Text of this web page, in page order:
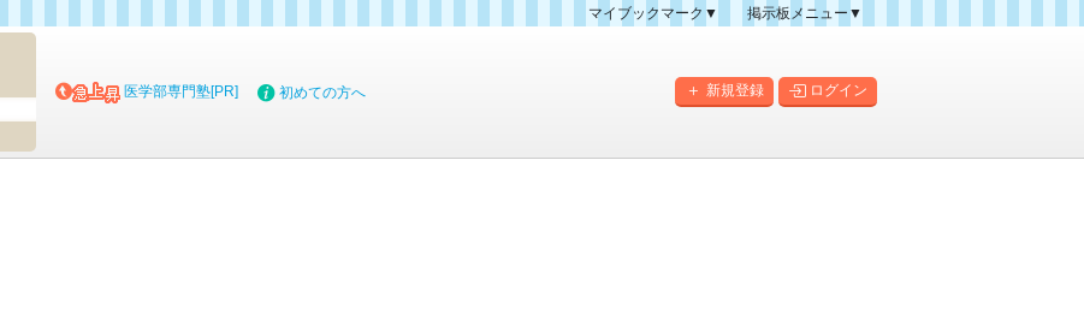
マイブックマーク▼
掲示板メニュー▼
掲示板マップ
新規登録 ログイン
医学部専門塾[PR] 初めての方へ